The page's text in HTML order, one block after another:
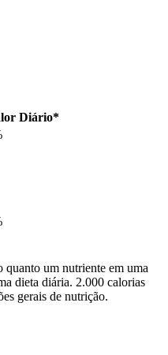
Diário*
um nutriente em uma
dieta diária. 2.000 calorias
gerais de nutrição.